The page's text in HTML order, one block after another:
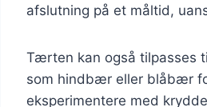
afslutning på et måltid,
Tærten kan også tilpasses
som hindbær eller blåbær
eksperimentere med